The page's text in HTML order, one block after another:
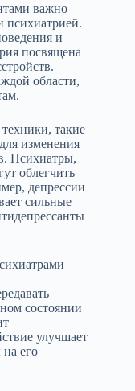
важно
психиатрией.
и
посвящена
области,
такие
изменения
Психиатры,
облегчить
депрессии
сильные
состоянии
улучшает
его